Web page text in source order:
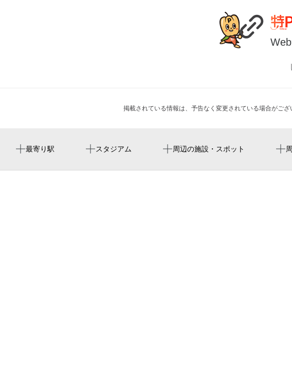
掲載されている情報は、予告なく変更されている場合がご
最寄り駅 スタジアム 周辺の施設・スポット
喜連瓜破駅
yanmar stadium nagai
喜連西公園（児）
周辺に神社・お寺が見つかりませんでした。
男女共同参画セミナー『“男らしさ”にとらわれない生き